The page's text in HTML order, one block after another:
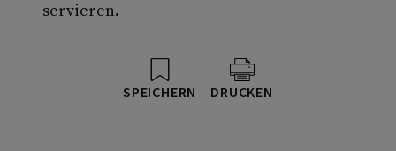
servieren.
SPEICHERN DRUCKEN